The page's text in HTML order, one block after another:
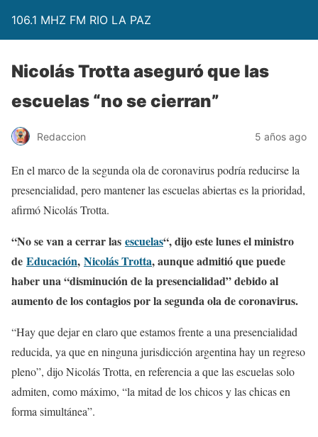
106.1 MHZ FM RIO LA PAZ
Nicolás Trotta aseguró que las
escuelas “no se cierran”
Redaccion 5 años ago
En el marco de la segunda ola de coronavirus podría reducirse la
presencialidad, pero mantener las escuelas abiertas es la prioridad,
afirmó Nicolás Trotta.
“No se van a cerrar las escuelas“, dijo este lunes el ministro
de Educación, Nicolás Trotta, aunque admitió que puede
haber una “disminución de la presencialidad” debido al
aumento de los contagios por la segunda ola de coronavirus.
“Hay que dejar en claro que estamos frente a una presencialidad
reducida, ya que en ninguna jurisdicción argentina hay un regreso
pleno”, dijo Nicolás Trotta, en referencia a que las escuelas solo
admiten, como máximo, “la mitad de los chicos y las chicas en
forma simultánea”.